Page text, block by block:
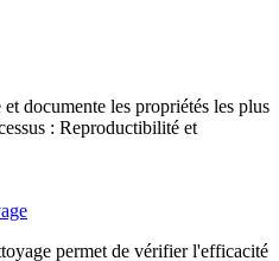
documente les propriétés les plus
: Reproductibilité et
permet de vérifier l'efficacité